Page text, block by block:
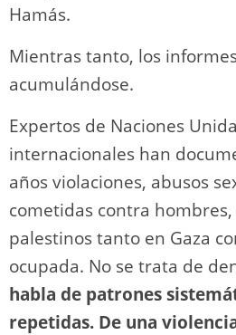
Hamás.
Mientras tanto, los
acumulándose.
Expertos de Naciones
internacionales han
años violaciones, abusos
cometidas contra
palestinos tanto en Gaza
ocupada. No se trata de
habla de patrones
repetidas. De una